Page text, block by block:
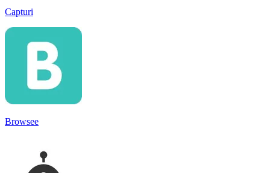
Capturi
Browsee